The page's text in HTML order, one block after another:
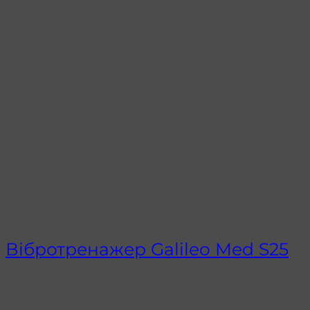
Вібротренажер Galileo Med S25